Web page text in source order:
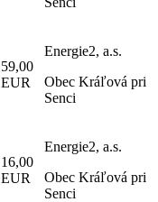
59,00
EUR
Energie2, a.s.
Obec Kráľová pri
Senci
16,00
EUR
Energie2, a.s.
Obec Kráľová pri
Senci